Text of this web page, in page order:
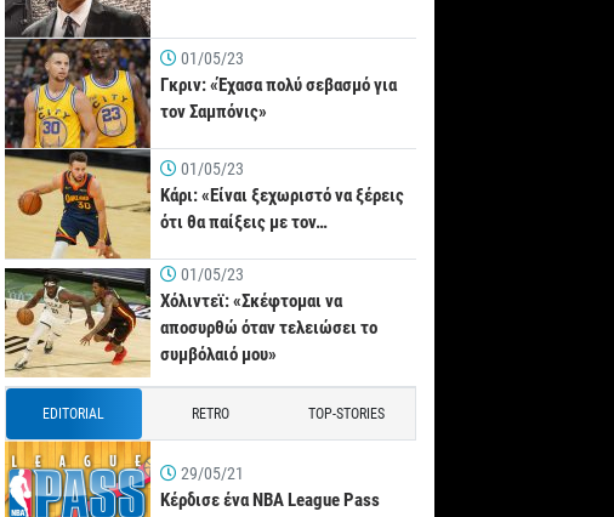
01/05/23
Γκριν: «Έχασα πολύ σεβασμό για
τον Σαμπόνις»
01/05/23
Κάρι: «Είναι ξεχωριστό να ξέρεις
ότι θα παίξεις με τον…
01/05/23
Χόλιντεϊ: «Σκέφτομαι να
αποσυρθώ όταν τελειώσει το
συμβόλαιό μου»
EDITORIAL RETRO TOP-STORIES
29/05/21
Κέρδισε ένα NBA League Pass